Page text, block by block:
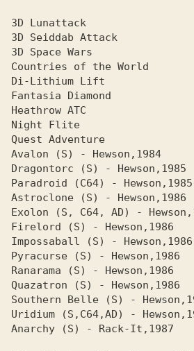
Avalon
Dragontorc
Paradroid
Astroclone
Exolon
Firelord
Impossaball
Pyracurse
Ranarama
Quazatron
Southern Belle
Uridium
Anarchy
(S) - Rack-It,1987